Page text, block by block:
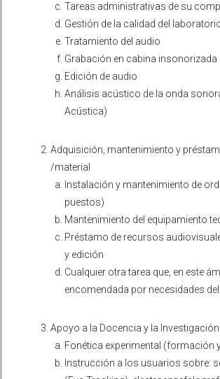
Tareas administrativas de su
Gestión de la calidad del
Tratamiento del audio
Grabación en cabina insonorizada
Edición de audio
Análisis acústico de la onda
Acústica)
Adquisición, mantenimiento y
/material
Instalación y mantenimiento de
puestos)
Mantenimiento del equipamiento
Préstamo de recursos
y edición
Cualquier otra tarea que, en este
encomendada por necesidades
Apoyo a la Docencia y la Investigación
Fonética experimental (formación
Instrucción a los usuarios sobre: